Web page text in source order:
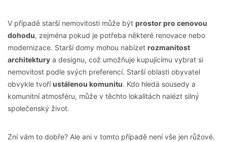
V případě starší nemovitosti může být prostor pro cenovou
dohodu, zejména pokud je potřeba některé renovace nebo
modernizace. Starší domy mohou nabízet rozmanitost
architektury a designu, což umožňuje kupujícímu vybrat si
nemovitost podle svých preferencí. Starší oblasti obyvatel
obvykle tvoříustálenou komunitu. Kdo hledá sousedy a
komunitní atmosféru, může v těchto lokalitách nalézt silný
společenský život.
Zní vám to dobře? Ale ani v tomto případě není vše jen růžové.